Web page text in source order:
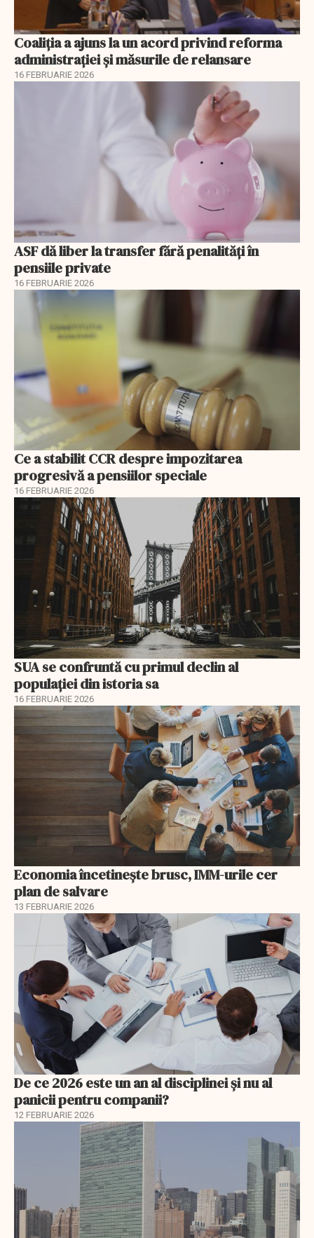
Coaliția a ajuns la un acord privind reforma
administrației și măsurile de relansare
16 FEBRUARIE 2026
ASF dă liber la transfer fără penalități în
pensiile private
16 FEBRUARIE 2026
Ce a stabilit CCR despre impozitarea
progresivă a pensiilor speciale
16 FEBRUARIE 2026
SUA se confruntă cu primul declin al
populației din istoria sa
16 FEBRUARIE 2026
Economia încetinește brusc, IMM-urile cer
plan de salvare
13 FEBRUARIE 2026
De ce 2026 este un an al disciplinei și nu al
panicii pentru companii?
12 FEBRUARIE 2026